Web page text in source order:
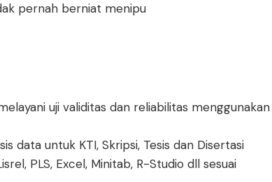
pernah berniat menipu
uji validitas dan reliabilitas menggunakan
data untuk KTI, Skripsi, Tesis dan Disertasi
PLS, Excel, Minitab, R-Studio dll sesuai